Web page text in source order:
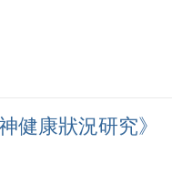
健康狀況研究》